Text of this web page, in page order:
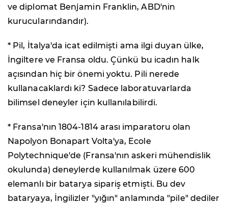
ve diplomat Benjamin Franklin, ABD'nin
kurucularındandır).
* Pil, İtalya'da icat edilmişti ama ilgi duyan ülke,
İngiltere ve Fransa oldu. Çünkü bu icadın halk
açısından hiç bir önemi yoktu. Pili nerede
kullanacaklardı ki? Sadece laboratuvarlarda
bilimsel deneyler için kullanılabilirdi.
* Fransa'nın 1804-1814 arası imparatoru olan
Napolyon Bonapart Volta'ya, Ecole
Polytechnique'de (Fransa'nın askeri mühendislik
okulunda) deneylerde kullanılmak üzere 600
elemanlı bir batarya sipariş etmişti. Bu dev
bataryaya, İngilizler "yığın" anlamında "pile" dediler